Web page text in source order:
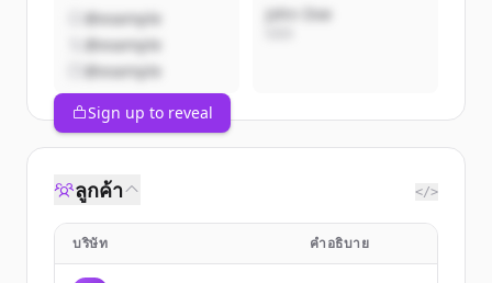
@example
@example
@example
John Doe
Sign up to reveal
ลูกค้า </>
บริษัท คำอธิบาย